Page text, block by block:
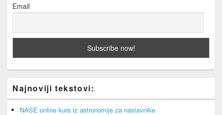
Email
Najnoviji tekstovi:
NASE online kurs iz astronomije za nastavnike